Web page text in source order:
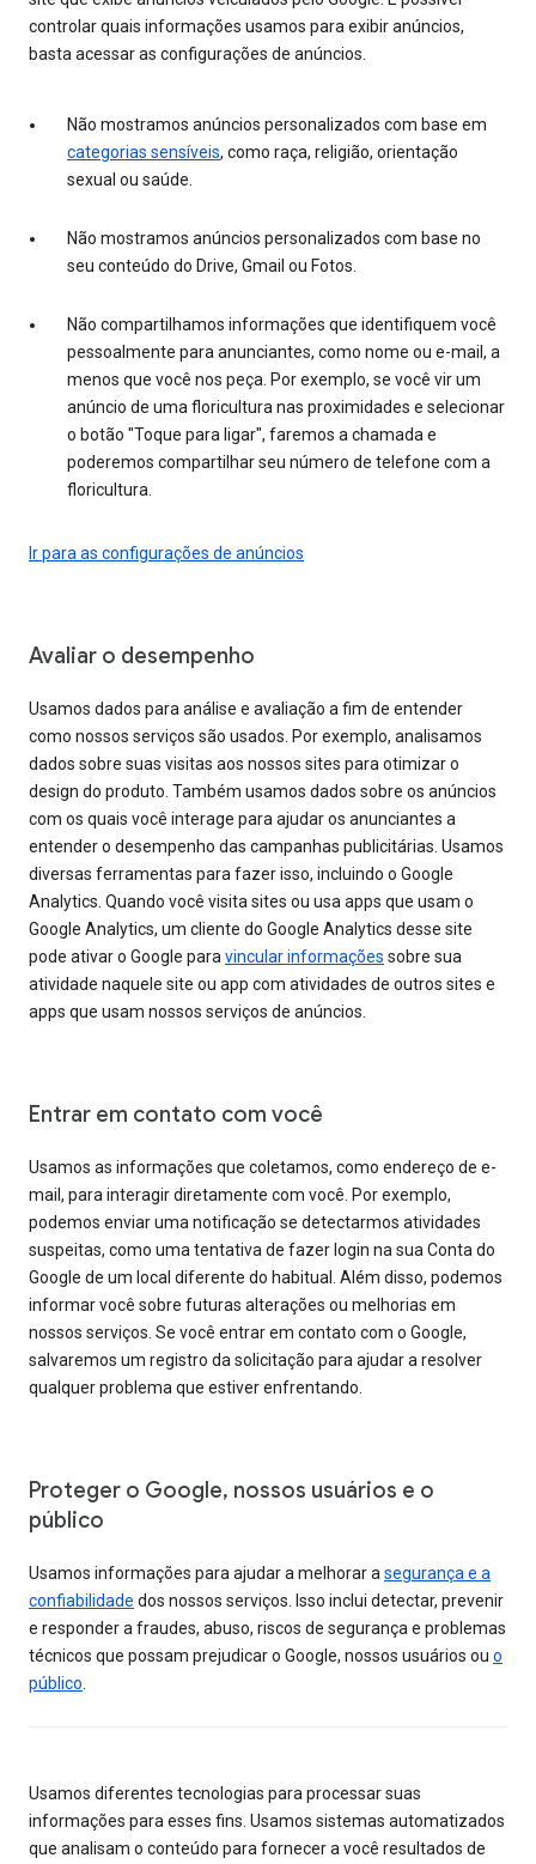
controlar quais informações usamos para exibir anúncios,
basta acessar as configurações de anúncios.
Não mostramos anúncios personalizados com base em
categorias sensíveis, como raça, religião, orientação
sexual ou saúde.
Não mostramos anúncios personalizados com base no
seu conteúdo do Drive, Gmail ou Fotos.
Não compartilhamos informações que identifiquem você
pessoalmente para anunciantes, como nome ou e-mail, a
menos que você nos peça. Por exemplo, se você vir um
anúncio de uma floricultura nas proximidades e selecionar
o botão "Toque para ligar", faremos a chamada e
poderemos compartilhar seu número de telefone com a
floricultura.
Ir para as configurações de anúncios
Avaliar o desempenho
Usamos dados para análise e avaliação a fim de entender
como nossos serviços são usados. Por exemplo, analisamos
dados sobre suas visitas aos nossos sites para otimizar o
design do produto. Também usamos dados sobre os anúncios
com os quais você interage para ajudar os anunciantes a
entender o desempenho das campanhas publicitárias. Usamos
diversas ferramentas para fazer isso, incluindo o Google
Analytics. Quando você visita sites ou usa apps que usam o
Google Analytics, um cliente do Google Analytics desse site
pode ativar o Google para vincular informações sobre sua
atividade naquele site ou app com atividades de outros sites e
apps que usam nossos serviços de anúncios.
Entrar em contato com você
Usamos as informações que coletamos, como endereço de e-
mail, para interagir diretamente com você. Por exemplo,
podemos enviar uma notificação se detectarmos atividades
suspeitas, como uma tentativa de fazer login na sua Conta do
Google de um local diferente do habitual. Além disso, podemos
informar você sobre futuras alterações ou melhorias em
nossos serviços. Se você entrar em contato com o Google,
salvaremos um registro da solicitação para ajudar a resolver
qualquer problema que estiver enfrentando.
Proteger o Google, nossos usuários e o
público
Usamos informações para ajudar a melhorar a segurança e a
confiabilidade dos nossos serviços. Isso inclui detectar, prevenir
e responder a fraudes, abuso, riscos de segurança e problemas
técnicos que possam prejudicar o Google, nossos usuários ou o
público
Usamos diferentes tecnologias para processar suas
informações para esses fins. Usamos sistemas automatizados
que analisam o conteúdo para fornecer a você resultados de